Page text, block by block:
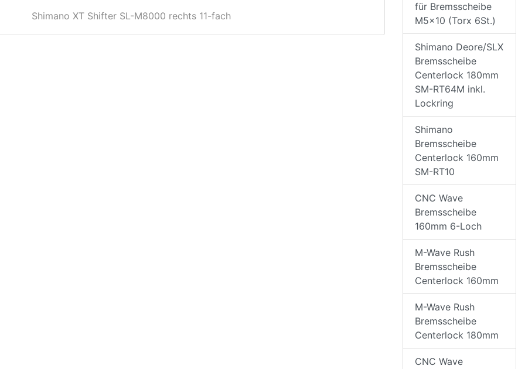
Shimano XT Shifter SL-M8000 rechts 11-fach
für Bremsscheibe
M5x10 (Torx 6St.)
Shimano Deore/SLX
Bremsscheibe
Centerlock 180mm
SM-RT64M inkl.
Lockring
Shimano
Bremsscheibe
Centerlock 160mm
SM-RT10
CNC Wave
Bremsscheibe
160mm 6-Loch
M-Wave Rush
Bremsscheibe
Centerlock 160mm
M-Wave Rush
Bremsscheibe
Centerlock 180mm
CNC Wave